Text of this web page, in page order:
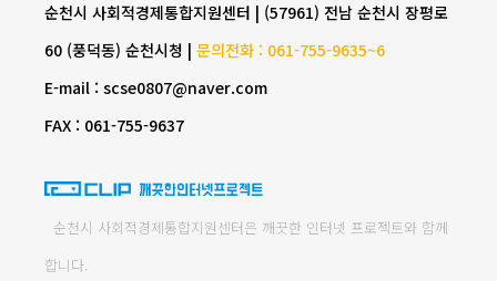
순천시 사회적경제통합지원센터 | (57961) 전남 순천시 장평로
60 (풍덕동) 순천시청 | 문의전화 : 061-755-9635~6
E-mail : scse0807@naver.com
FAX : 061-755-9637
순천시 사회적경제통합지원센터은 깨끗한 인터넷 프로젝트와 함께
합니다.